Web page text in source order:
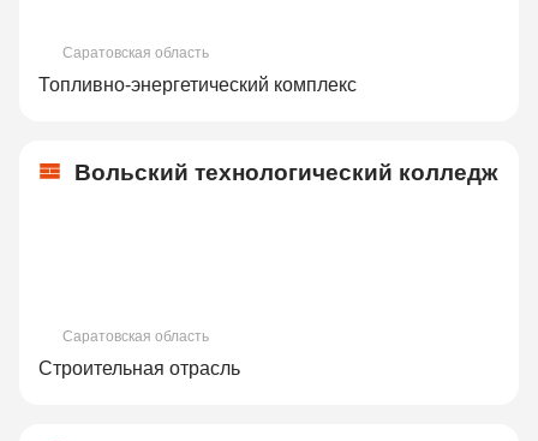
Саратовская область
Топливно-энергетический комплекс
Вольский технологический колледж
Саратовская область
Строительная отрасль